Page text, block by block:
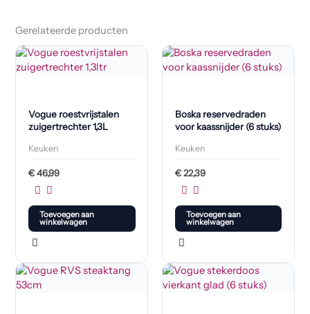
Gerelateerde producten
Vogue roestvrijstalen
zuigertrechter 1,3L
Keuken
€46,99
Toevoegen aan
winkelwagen
Boska reservedraden
voor kaassnijder (6 stuks)
Keuken
€22,39
Toevoegen aan
winkelwagen